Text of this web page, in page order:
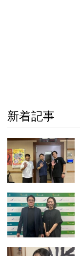
新着記事